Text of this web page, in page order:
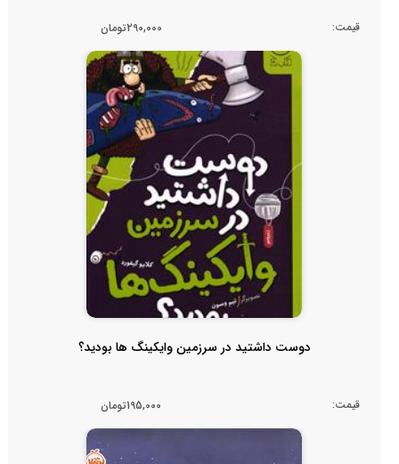
قیمت: 290,000تومان
دوست داشتید در سرزمین وایکینگ ها بودید؟
قیمت: 195,000تومان